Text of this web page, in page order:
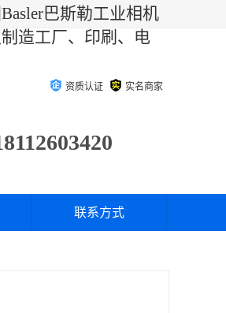
巴斯勒工业相机
造工厂、印刷、电
资质认证 实名商家
联系方式